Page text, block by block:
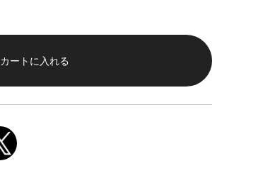
カートに入れる